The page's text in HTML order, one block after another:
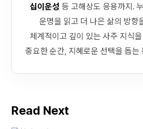
십이운성 등 고해상도 응용까지.
운명을 읽고 더 나은 삶의 방향
체계적이고 깊이 있는 사주 지식
중요한 순간, 지혜로운 선택을 돕는
Read Next